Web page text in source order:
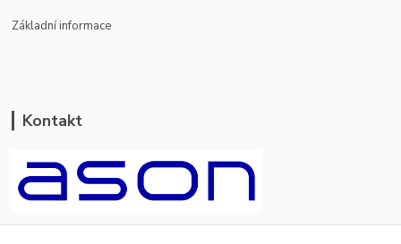
Základní informace
Kontakt